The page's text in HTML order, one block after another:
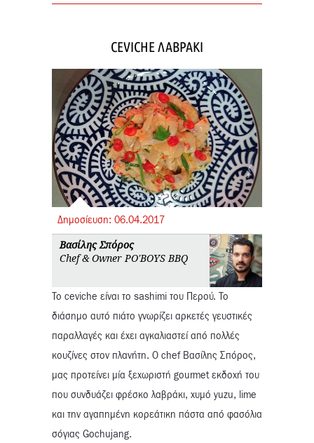
CEVICHE ΛΑΒΡΑΚΙ
Δημοσίευση: 06.04.2017
Βασίλης Σπόρος
Chef & Owner PO'BOYS BBQ
Το ceviche είναι το sashimi του Περού. Το
διάσημο αυτό πιάτο γνωρίζει αρκετές γευστικές
παραλλαγές και έχει αγκαλιαστεί από πολλές
κουζίνες στον πλανήτη. Ο chef Βασίλης Σπόρος,
μας προτείνει μία ξεχωριστή gourmet εκδοχή του
που συνδυάζει φρέσκο λαβράκι, χυμό yuzu, lime
και την αγαπημένη κορεάτικη πάστα από φασόλια
σόγιας Gochujang.